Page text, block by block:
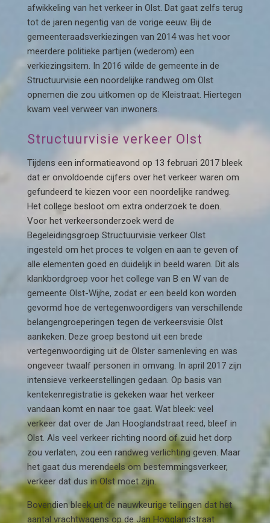
afwikkeling van het verkeer in Olst. Dat gaat zelfs terug
tot de jaren negentig van de vorige eeuw. Bij de
gemeenteraadsverkiezingen van 2014 was het voor
meerdere politieke partijen (wederom) een
verkiezingsitem. In 2016 wilde de gemeente in de
Structuurvisie een noordelijke randweg om Olst
opnemen die zou uitkomen op de Kleistraat. Hiertegen
kwam veel verweer van inwoners.
Structuurvisie verkeer Olst
Tijdens een informatieavond op 13 februari 2017 bleek
dat er onvoldoende cijfers over het verkeer waren om
gefundeerd te kiezen voor een noordelijke randweg.
Het college besloot om extra onderzoek te doen.
Voor het verkeersonderzoek werd de
Begeleidingsgroep Structuurvisie verkeer Olst
ingesteld om het proces te volgen en aan te geven of
alle elementen goed en duidelijk in beeld waren. Dit als
klankbordgroep voor het college van B en W van de
gemeente Olst-Wijhe, zodat er een beeld kon worden
gevormd hoe de vertegenwoordigers van verschillende
belangengroeperingen tegen de verkeersvisie Olst
aankeken. Deze groep bestond uit een brede
vertegenwoordiging uit de Olster samenleving en was
ongeveer twaalf personen in omvang. In april 2017 zijn
intensieve verkeerstellingen gedaan. Op basis van
kentekenregistratie is gekeken waar het verkeer
vandaan komt en naar toe gaat. Wat bleek: veel
verkeer dat over de Jan Hooglandstraat reed, bleef in
Olst. Als veel verkeer richting noord of zuid het dorp
zou verlaten, zou een randweg verlichting geven. Maar
het gaat dus merendeels om bestemmingsverkeer,
verkeer dat dus in Olst moet zijn.
Bovendien bleek uit de nauwkeurige tellingen dat het
aantal vrachtwagens op de Jan Hooglandstraat